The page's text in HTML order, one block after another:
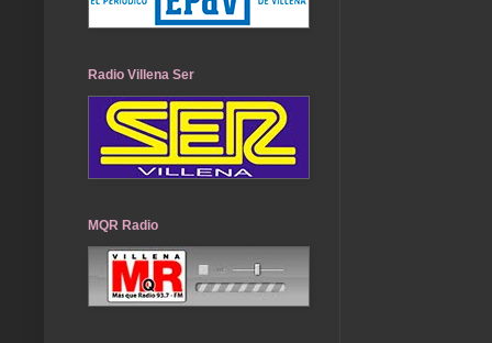
Radio Villena Ser
MQR Radio